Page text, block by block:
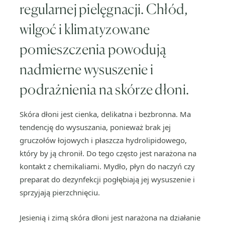
regularnej pielęgnacji. Chłód,
wilgoć i klimatyzowane
pomieszczenia powodują
nadmierne wysuszenie i
podrażnienia na skórze dłoni.
Skóra dłoni jest cienka, delikatna i bezbronna. Ma
tendencję do wysuszania, ponieważ brak jej
gruczołów łojowych i płaszcza hydrolipidowego,
który by ją chronił. Do tego często jest narażona na
kontakt z chemikaliami. Mydło, płyn do naczyń czy
preparat do dezynfekcji pogłębiają jej wysuszenie i
sprzyjają pierzchnięciu.
Jesienią i zimą skóra dłoni jest narażona na działanie